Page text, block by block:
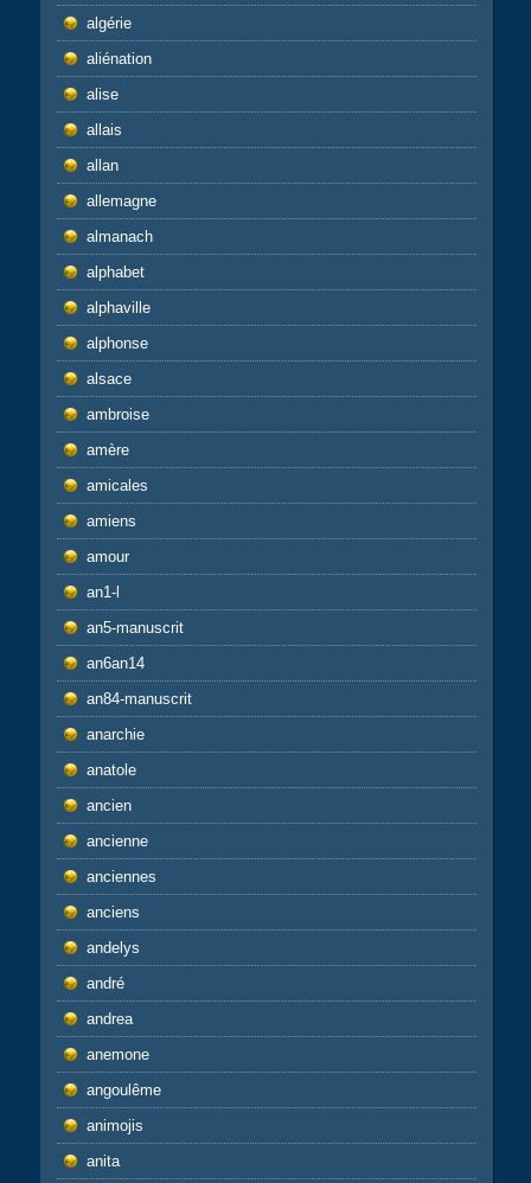
algérie
aliénation
alise
allais
allan
allemagne
almanach
alphabet
alphaville
alphonse
alsace
ambroise
amère
amicales
amiens
amour
an1-l
an5-manuscrit
an6an14
an84-manuscrit
anarchie
anatole
ancien
ancienne
anciennes
anciens
andelys
andré
andrea
anemone
angoulême
animojis
anita